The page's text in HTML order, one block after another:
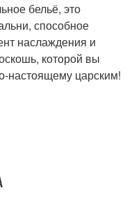
бельё, это
способное
наслаждения и
которой вы
настоящему царским!